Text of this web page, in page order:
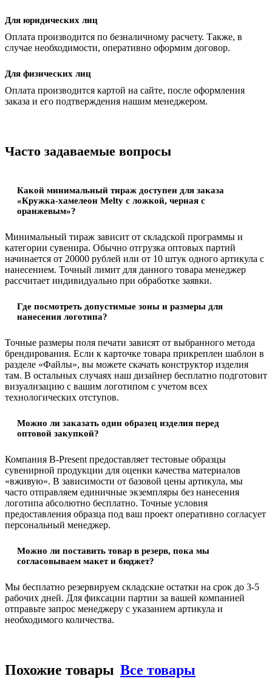
Для юридических лиц
Оплата производится по безналичному расчету. Также, в
случае необходимости, оперативно оформим договор.
Для физических лиц
Оплата производится картой на сайте, после оформления
заказа и его подтверждения нашим менеджером.
Часто задаваемые вопросы
Какой минимальный тираж доступен для заказа
«Кружка-хамелеон Melty с ложкой, черная с
оранжевым»?
Минимальный тираж зависит от складской программы и
категории сувенира. Обычно отгрузка оптовых партий
начинается от 20000 рублей или от 10 штук одного артикула с
нанесением. Точный лимит для данного товара менеджер
рассчитает индивидуально при обработке заявки.
Где посмотреть допустимые зоны и размеры для
нанесения логотипа?
Точные размеры поля печати зависят от выбранного метода
брендирования. Если к карточке товара прикреплен шаблон в
разделе «Файлы», вы можете скачать конструктор изделия
там. В остальных случаях наш дизайнер бесплатно подготовит
визуализацию с вашим логотипом с учетом всех
технологических отступов.
Можно ли заказать один образец изделия перед
оптовой закупкой?
Компания B-Present предоставляет тестовые образцы
сувенирной продукции для оценки качества материалов
«вживую». В зависимости от базовой цены артикула, мы
часто отправляем единичные экземпляры без нанесения
логотипа абсолютно бесплатно. Точные условия
предоставления образца под ваш проект оперативно согласует
персональный менеджер.
Можно ли поставить товар в резерв, пока мы
согласовываем макет и бюджет?
Мы бесплатно резервируем складские остатки на срок до 3-5
рабочих дней. Для фиксации партии за вашей компанией
отправьте запрос менеджеру с указанием артикула и
необходимого количества.
Похожие товары Все товары